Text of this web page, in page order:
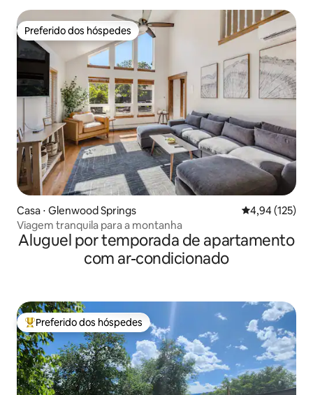
Preferido dos hóspedes
Preferido dos hóspedes
Casa ⋅ Glenwood Springs 4,94 de uma
4,94 (125)
Viagem tranquila para a montanha
Aluguel por temporada de apartamento
com ar-condicionado
Entre os melhores preferidos dos hóspedes
Preferido dos hóspedes